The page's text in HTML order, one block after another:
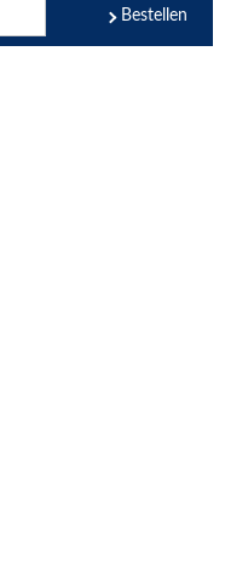
Bestellen